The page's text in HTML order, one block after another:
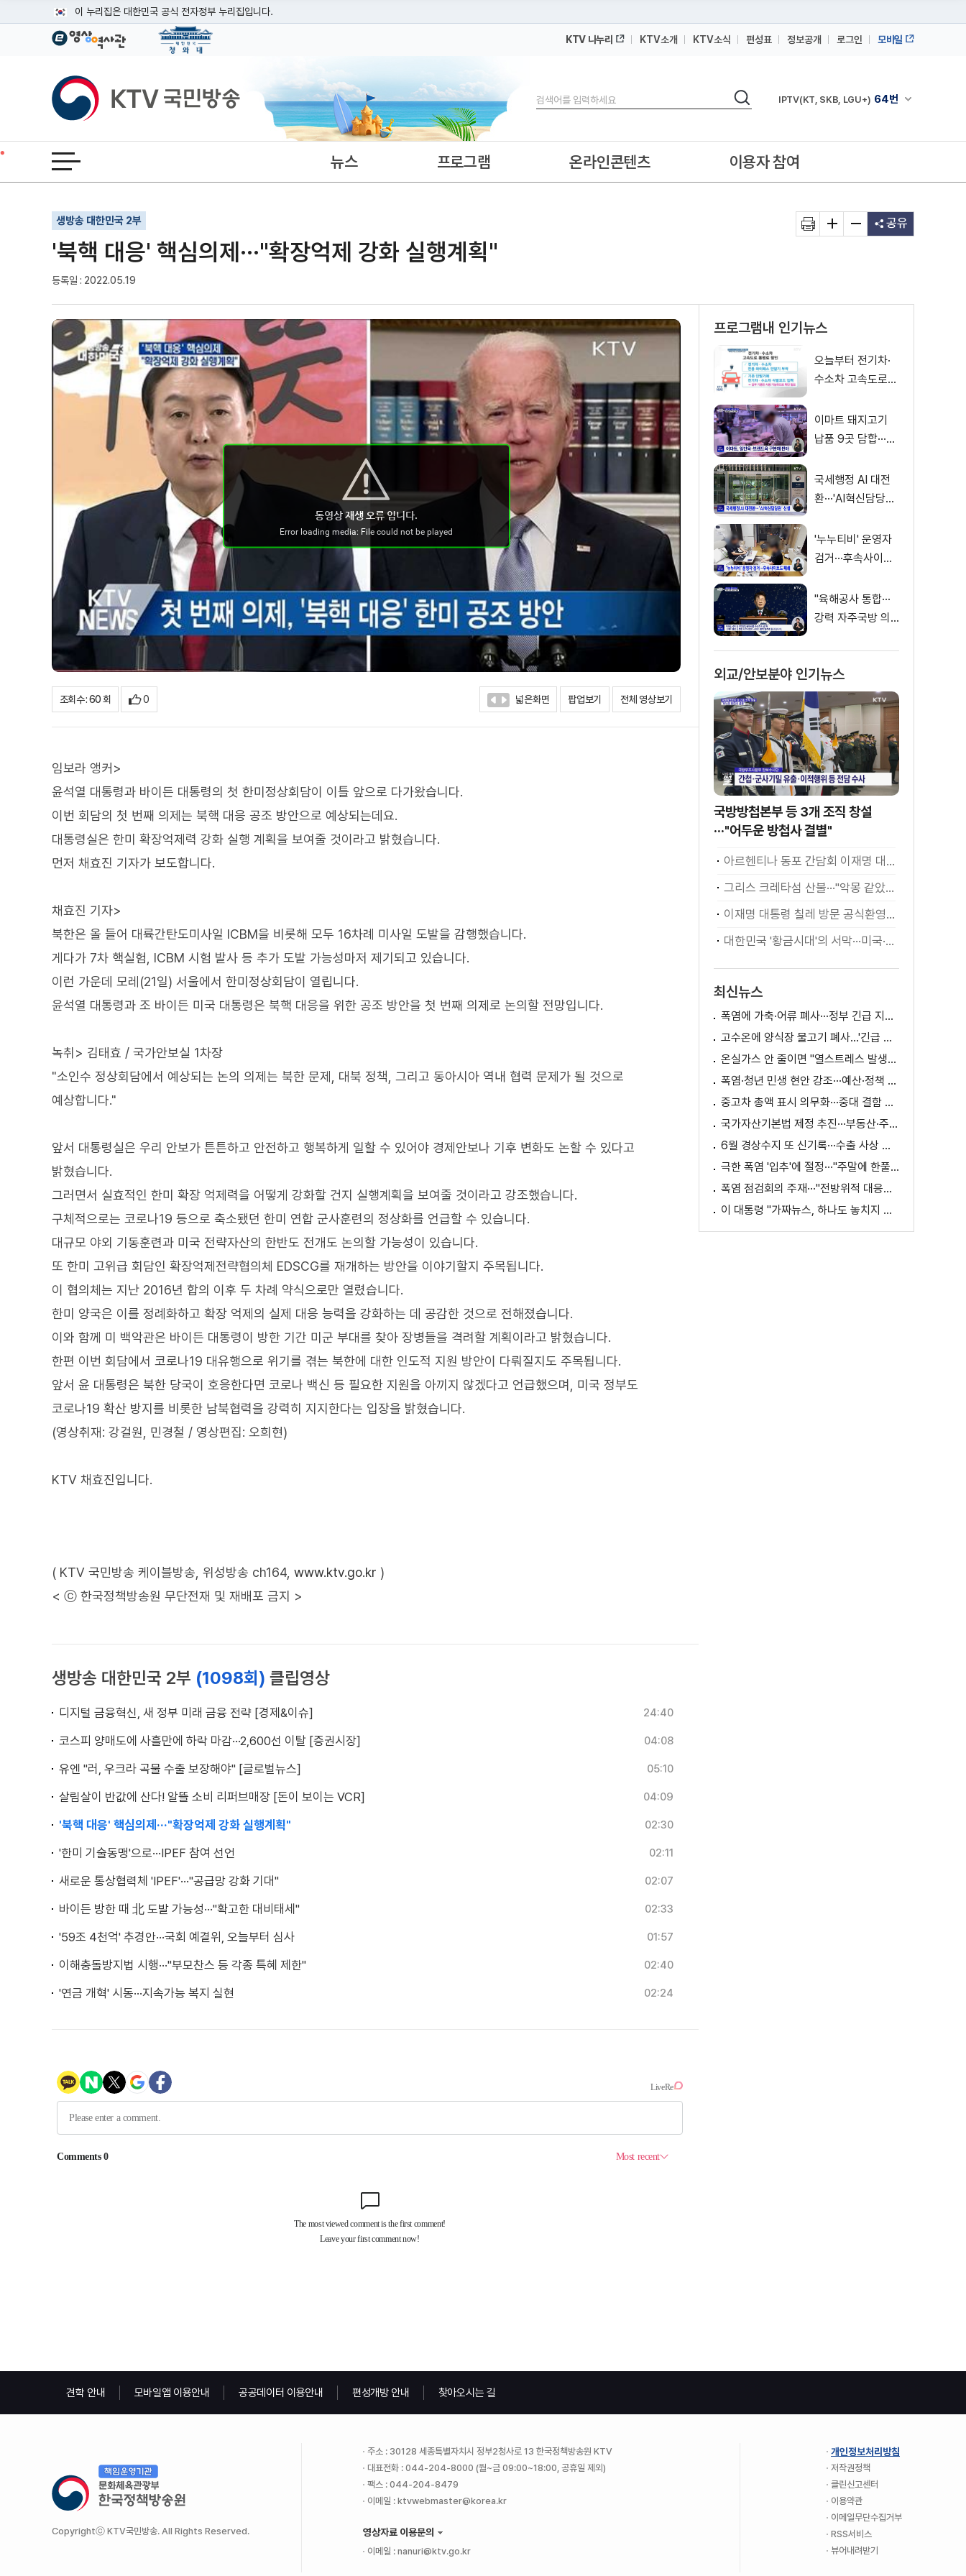
이 누리집은 대한민국 공식 전자정부 누리집입니다.
공식 누리집 주소 확인하기
이밖에 or.kr 또는 .kr등 다른 도메인 주소를 사용하고 있다면 아래 URL에서 도메인 주소를 확인해 보세요
운영중인 공식 누리집보기
KTV 나누리 KTV소개 KTV소식 편성표 정보공개 로그인 모바일
KTV국민방송
검색
검색 채널안내 펼쳐
IPTV(KT, SKB, LGU+) 64번
IPTV(KT, SKB, LGU+)
전체메뉴 열기 뉴스 프로그램 온라인콘텐츠 이용자 참여
생방송 대한민국 2부
'북핵 대응' 핵심의제···"확장억제 강화 실행계획"
등록일 : 2022.05.19
기사인쇄
글자확대
글자축소 공유
조회수 : 60 회 0 넓은화면 팝업보기 전체 영상보기
임보라 앵커>
윤석열 대통령과 바이든 대통령의 첫 한미정상회담이 이틀 앞으로 다가왔습니다.
이번 회담의 첫 번째 의제는 북핵 대응 공조 방안으로 예상되는데요.
대통령실은 한미 확장억제력 강화 실행 계획을 보여줄 것이라고 밝혔습니다.
먼저 채효진 기자가 보도합니다.
채효진 기자>
북한은 올 들어 대륙간탄도미사일 ICBM을 비롯해 모두 16차례 미사일 도발을 감행했습니다.
게다가 7차 핵실험, ICBM 시험 발사 등 추가 도발 가능성마저 제기되고 있습니다.
이런 가운데 모레(21일) 서울에서 한미정상회담이 열립니다.
윤석열 대통령과 조 바이든 미국 대통령은 북핵 대응을 위한 공조 방안을 첫 번째 의제로 논의할 전망입니다.
녹취> 김태효 / 국가안보실 1차장
"소인수 정상회담에서 예상되는 논의 의제는 북한 문제, 대북 정책, 그리고 동아시아 역내 협력 문제가 될 것으로
예상합니다."
앞서 대통령실은 우리 안보가 튼튼하고 안전하고 행복하게 일할 수 있어야 경제안보나 기후 변화도 논할 수 있다고
밝혔습니다.
그러면서 실효적인 한미 확장 억제력을 어떻게 강화할 건지 실행계획을 보여줄 것이라고 강조했습니다.
구체적으로는 코로나19 등으로 축소됐던 한미 연합 군사훈련의 정상화를 언급할 수 있습니다.
대규모 야외 기동훈련과 미국 전략자산의 한반도 전개도 논의할 가능성이 있습니다.
또 한미 고위급 회담인 확장억제전략협의체 EDSCG를 재개하는 방안을 이야기할지 주목됩니다.
이 협의체는 지난 2016년 합의 이후 두 차례 약식으로만 열렸습니다.
한미 양국은 이를 정례화하고 확장 억제의 실제 대응 능력을 강화하는 데 공감한 것으로 전해졌습니다.
이와 함께 미 백악관은 바이든 대통령이 방한 기간 미군 부대를 찾아 장병들을 격려할 계획이라고 밝혔습니다.
한편 이번 회담에서 코로나19 대유행으로 위기를 겪는 북한에 대한 인도적 지원 방안이 다뤄질지도 주목됩니다.
앞서 윤 대통령은 북한 당국이 호응한다면 코로나 백신 등 필요한 지원을 아끼지 않겠다고 언급했으며, 미국 정부도
코로나19 확산 방지를 비롯한 남북협력을 강력히 지지한다는 입장을 밝혔습니다.
(영상취재: 강걸원, 민경철 / 영상편집: 오희현)
KTV 채효진입니다.
( KTV 국민방송 케이블방송, 위성방송 ch164, www.ktv.go.kr )
< ⓒ 한국정책방송원 무단전재 및 재배포 금지 >
생방송 대한민국 2부 (1098회) 클립영상
디지털 금융혁신, 새 정부 미래 금융 전략 [경제&이슈] 24:40
코스피 양매도에 사흘만에 하락 마감···2,600선 이탈 [증권시장] 04:08
유엔 "러, 우크라 곡물 수출 보장해야" [글로벌뉴스] 05:10
살림살이 반값에 산다! 알뜰 소비 리퍼브매장 [돈이 보이는 VCR] 04:09
'북핵 대응' 핵심의제···"확장억제 강화 실행계획" 02:30
'한미 기술동맹'으로···IPEF 참여 선언 02:11
새로운 통상협력체 'IPEF'···"공급망 강화 기대" 02:07
바이든 방한 때 北 도발 가능성···"확고한 대비태세" 02:33
'59조 4천억' 추경안···국회 예결위, 오늘부터 심사 01:57
이해충돌방지법 시행···"부모찬스 등 각종 특혜 제한" 02:40
'연금 개혁' 시동···지속가능 복지 실현 02:24
프로그램내 인기뉴스
오늘부터 전기차·
수소차 고속도로
이마트 돼지고기
납품 9곳 담합···과
국세행정 AI 대전
환···'AI혁신담당관'
'누누티비' 운영자
검거···후속사이트
"육해공사 통합···
강력 자주국방 의
외교/안보분야 인기뉴스
국방방첩본부 등 3개 조직 창설
···"어두운 방첩사 결별"
아르헨티나 동포 간담회 이재명 대통령 모두발언
그리스 크레타섬 산불···"악몽 같았다" [월드 투데이]
이재명 대통령 칠레 방문 공식환영식
대한민국 '황금시대'의 서막···미국·남미 순방 성과 총정리 [정.주.행]
최신뉴스
폭염에 가축·어류 폐사···정부 긴급 지원책 마련
고수온에 양식장 물고기 폐사...'긴급 방류' 지원
온실가스 안 줄이면 "열스트레스 발생일 29배 증가"
폭염·청년 민생 현안 강조···예산·정책 방향 제시
중고차 총액 표시 의무화···중대 결함 시 '계약 해제'
국가자산기본법 제정 추진···부동산·주식 등 통합 관리
6월 경상수지 또 신기록···수출 사상 첫 1천억 달러
극한 폭염 '입추'에 절정···"주말에 한풀 꺾인다"
폭염 점검회의 주재···"전방위적 대응체계 가동"
이 대통령 "가짜뉴스, 하나도 놓치지 말고 바로잡아야"
견학 안내 모바일앱 이용안내 공공데이터 이용안내 편성개방 안내 찾아오시는 길
Copyrightⓒ KTV국민방송. All Rights Reserved.
주소 : 30128 세종특별자치시 정부2청사로 13 한국정책방송원 KTV
대표전화 : 044-204-8000 (월~금 09:00~18:00, 공휴일 제외)
팩스 : 044-204-8479
이메일 : ktvwebmaster@korea.kr
영상자료 이용문의
이메일 : nanuri@ktv.go.kr
개인정보처리방침
저작권정책
클린신고센터
이용약관
이메일무단수집거부
RSS서비스
뷰어내려받기